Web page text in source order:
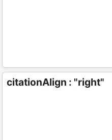
citationAlign : "right"